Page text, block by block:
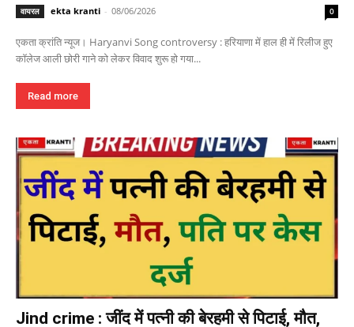
वायरल ekta kranti - 08/06/2026 0
एकता क्रांति न्यूज। Haryanvi Song controversy : हरियाणा में हाल ही में रिलीज हुए
कॉलेज आली छोरी गाने को लेकर विवाद शुरू हो गया...
Read more
Jind crime : जींद में पत्नी की बेरहमी से पिटाई, मौत,